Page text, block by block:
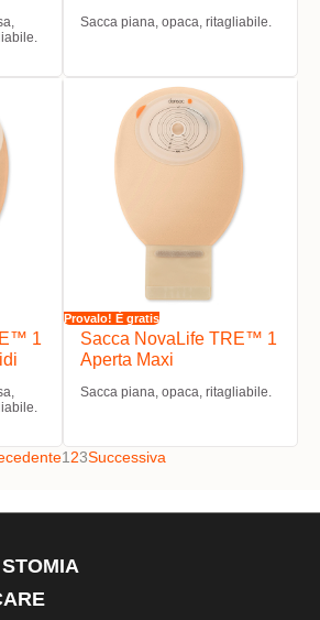
Sacca piana, opaca, ritagliabile.
1
Provalo! È gratis
Sacca NovaLife TRE™ 1
Aperta Maxi
Sacca piana, opaca, ritagliabile.
1 23Successiva